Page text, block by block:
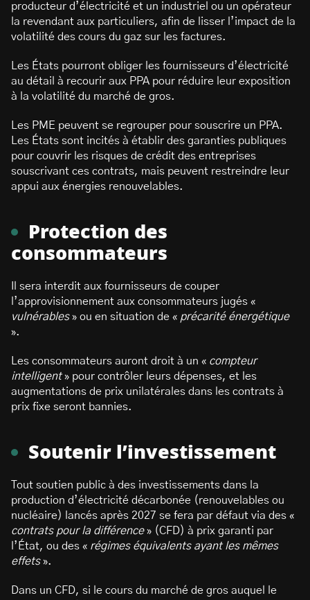
producteur d’électricité et un industriel ou un opérateur
la revendant aux particuliers, afin de lisser l’impact de la
volatilité des cours du gaz sur les factures.
Les États pourront obliger les fournisseurs d’électricité
au détail à recourir aux PPA pour réduire leur exposition
à la volatilité du marché de gros.
Les PME peuvent se regrouper pour souscrire un PPA.
Les États sont incités à établir des garanties publiques
pour couvrir les risques de crédit des entreprises
souscrivant ces contrats, mais peuvent restreindre leur
appui aux énergies renouvelables.
Protection des
consommateurs
Il sera interdit aux fournisseurs de couper
l’approvisionnement aux consommateurs jugés «
vulnérables» ou en situation de « précarité énergétique
».
Les consommateurs auront droit à un « compteur
intelligent» pour contrôler leurs dépenses, et les
augmentations de prix unilatérales dans les contrats à
prix fixe seront bannies.
Soutenir l’investissement
Tout soutien public à des investissements dans la
production d’électricité décarbonée (renouvelables ou
nucléaire) lancés après 2027 se fera par défaut via des «
contrats pour la différence» (CFD) à prix garanti par
l’État, ou des « régimes équivalents ayant les mêmes
effets».
Dans un CFD, si le cours du marché de gros auquel le